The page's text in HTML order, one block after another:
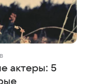
актеры: 5